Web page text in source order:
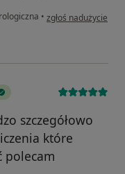
• w opinii
zgłoś nadużycie
szczegółowo
które
polecam